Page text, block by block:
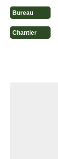
Bureau
Chantier